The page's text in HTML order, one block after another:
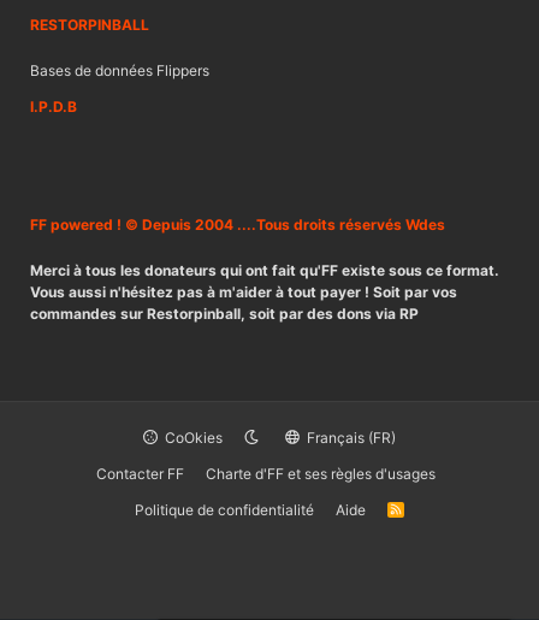
RESTORPINBALL
Bases de données Flippers
I.P.D.B
FF powered ! © Depuis 2004 ....Tous droits réservés Wdes
Merci à tous les donateurs qui ont fait qu'FF existe sous ce format.
Vous aussi n'hésitez pas à m'aider à tout payer ! Soit par vos
commandes sur Restorpinball, soit par des dons via RP
CoOkies
Français (FR)
Contacter FF
Charte d'FF et ses règles d'usages
Politique de confidentialité
Aide
R